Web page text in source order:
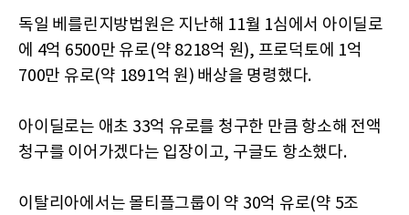
독일 베를린지방법원은 지난해 11월 1심에서 아이딜로
에 4억 6500만 유로(약 8218억 원), 프로덕토에 1억
700만 유로(약 1891억 원) 배상을 명령했다.
아이딜로는 애초 33억 유로를 청구한 만큼 항소해 전액
청구를 이어가겠다는 입장이고, 구글도 항소했다.
이탈리아에서는 몰티플그룹이 약 30억 유로(약 5조